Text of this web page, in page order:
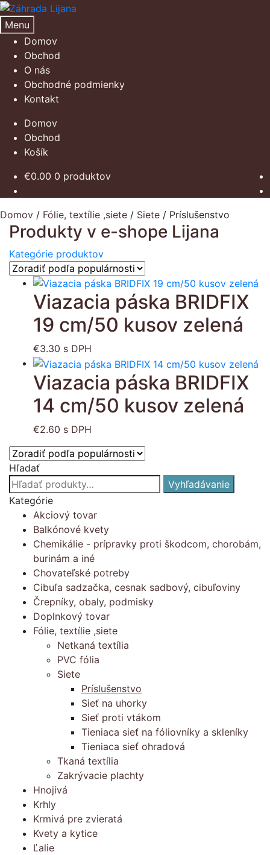
Preskočiť
na
navigáciu
Preskočiť
na
obsah
Menu
Domov
Obchod
O nás
Obchodné podmienky
Kontakt
Domov
Obchod
Košík
€0.00 0 produktov
Domov / Fólie, textílie ,siete / Siete / Príslušenstvo
Produkty v e-shope Lijana
Kategórie produktov
Viazacia páska BRIDFIX
19 cm/50 kusov zelená
€3.30 s DPH
Viazacia páska BRIDFIX
14 cm/50 kusov zelená
€2.60 s DPH
Hľadať
Hľadať:
Vyhľadávanie
Kategórie
Akciový tovar
Balkónové kvety
Chemikálie - prípravky proti škodcom, chorobám,
burinám a iné
Chovateľské potreby
Cibuľa sadzačka, cesnak sadbový, cibuľoviny
Črepníky, obaly, podmisky
Doplnkový tovar
Fólie, textílie ,siete
Netkaná textília
PVC fólia
Siete
Príslušenstvo
Sieť na uhorky
Sieť proti vtákom
Tieniaca sieť na fóliovníky a skleníky
Tieniaca sieť ohradová
Tkaná textília
Zakrývacie plachty
Hnojivá
Krhly
Krmivá pre zvieratá
Kvety a kytice
Ľalie